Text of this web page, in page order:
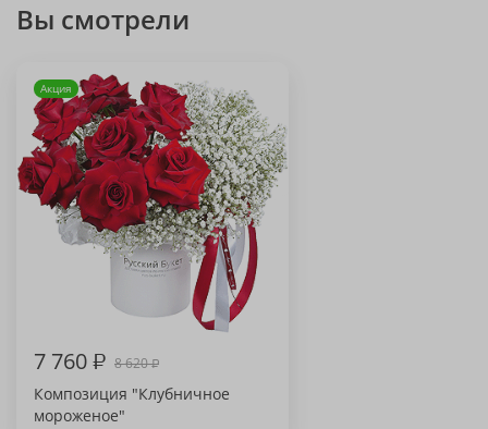
Вы смотрели
Акция
7 760₽ 8 620₽
Композиция "Клубничное
мороженое"